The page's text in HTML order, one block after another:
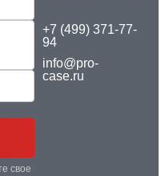
свое
+7 (499) 371-77-
94
info@pro-
case.ru